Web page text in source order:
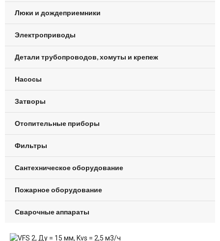
Люки и дождеприемники
Электроприводы
Детали трубопроводов, хомуты и крепеж
Насосы
Затворы
Отопительные приборы
Фильтры
Сантехническое оборудование
Пожарное оборудование
Сварочные аппараты